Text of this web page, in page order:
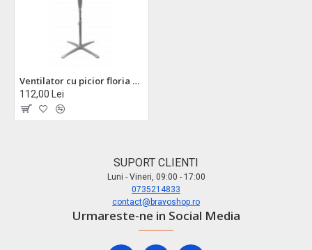
Ventilator cu picior floria zln-0996 - 3 trepte viteza, inaltime reglabila, rotire 360°, 40w
112,00 Lei
SUPORT CLIENTI
Luni - Vineri, 09:00 - 17:00
0735214833
contact@bravoshop.ro
Urmareste-ne in Social Media